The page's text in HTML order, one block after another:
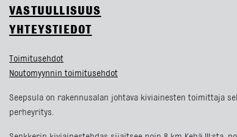
VASTUULLISUUS
YHTEYSTIEDOT
Toimitusehdot
Noutomyynnin toimitusehdot
Seepsula on rakennusalan johtava kiviainesten toimittaja
perheyritys.